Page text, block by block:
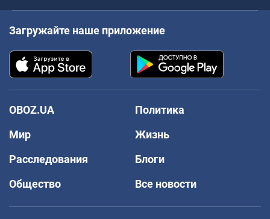
Загружайте наше приложение
OBOZ.UA
Политика
Мир
Жизнь
Расследования
Блоги
Общество
Все новости